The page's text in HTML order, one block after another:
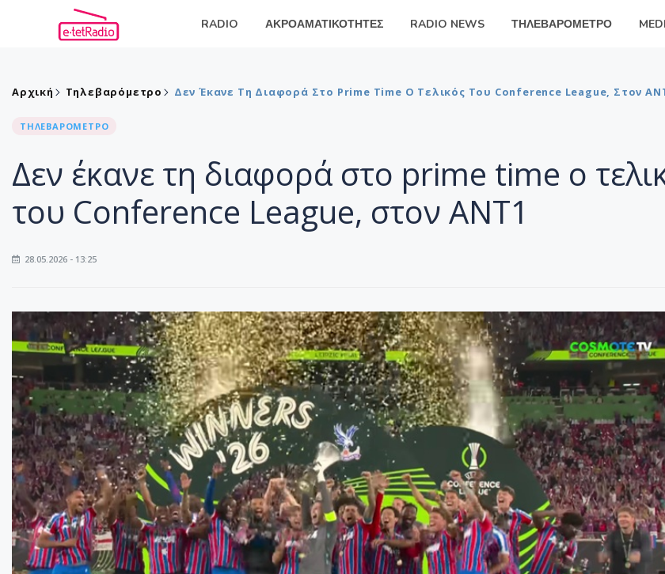
RADIO ΑΚΡΟΑΜΑΤΙΚΟΤΗΤΕΣ RADIO NEWS ΤΗΛΕΒΑΡΟΜΕΤΡΟ
Αρχική Τηλεβαρόμετρο Δεν Έκανε Τη Διαφορά Στο Prime Time Ο Τελικός Του Conference League, Στον
ΤΗΛΕΒΑΡΟΜΕΤΡΟ
Δεν έκανε τη διαφορά στο prime time ο
του Conference League, στον ΑΝΤ1
28.05.2026 - 13:25